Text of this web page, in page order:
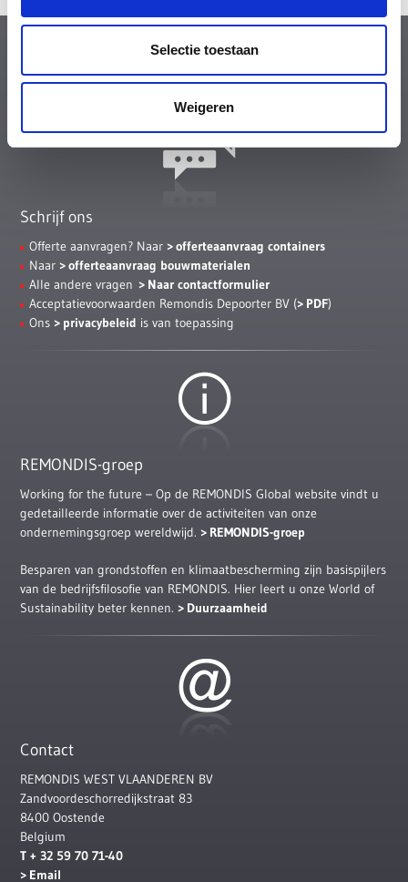
Selectie toestaan
Weigeren
Schrijf ons
Offerte aanvragen? Naar
offerteaanvraag containers
Naar
offerteaanvraag bouwmaterialen
Alle andere vragen
Naar contactformulier
Acceptatievoorwaarden Remondis Depoorter BV (
PDF)
Ons
privacybeleid is van toepassing
REMONDIS-groep
Working for the future – Op de REMONDIS Global website vindt u
gedetailleerde informatie over de activiteiten van onze
ondernemingsgroep wereldwijd.
REMONDIS-groep
Besparen van grondstoffen en klimaatbescherming zijn basispijlers
van de bedrijfsfilosofie van REMONDIS. Hier leert u onze World of
Sustainability beter kennen.
Duurzaamheid
Contact
REMONDIS WEST VLAANDEREN BV
Zandvoordeschorredijkstraat 83
8400 Oostende
Belgium
T + 32 59 70 71-40
Email